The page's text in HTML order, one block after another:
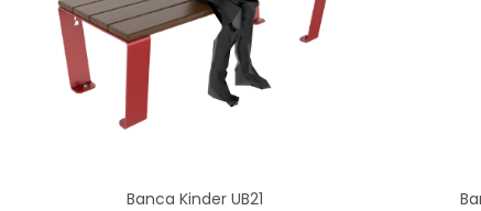
Banca Kinder UB21